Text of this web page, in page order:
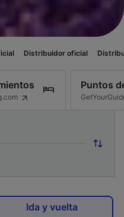
oficial Distribuidor oficial
Puntos
Ida y vuelta